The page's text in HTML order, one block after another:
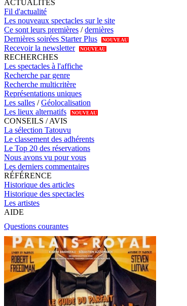
ACTUALITÉS
Fil d'actualité
Les nouveaux spectacles sur le site
Ce sont leurs premières /dernières
Dernières soirées Starter Plus
NOUVEAU
Recevoir la newsletter NOUVEAU
RECHERCHES
Les spectacles à l'affiche
Recherche par genre
Recherche multicritère
Représentations uniques
Les salles /Géolocalisation
Les lieux alternatifs
NOUVEAU
CONSEILS / AVIS
La sélection Tatouvu
Le classement des adhérents
Le Top 20 des réservations
Nous avons vu pour vous
Les derniers commentaires
RÉFÉRENCE
Historique des articles
Historique des spectacles
Les artistes
AIDE
Questions courantes